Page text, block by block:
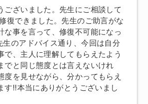
ございました。先生にご相談して
復できました。先生のご助言がな
な事を言って、修復不可能になっ
のアドバイス通り、今回は自分
で、主人に理解してもらえたよう
でと同じ態度とは言えないけれ
度を見せながら、分かってもらえ
す!!本当にありがとうございまし